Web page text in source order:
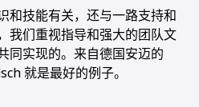
和技能有关，还与一路支持和
我们重视指导和强大的团队文
同实现的。来自德国安迈的
就是最好的例子。